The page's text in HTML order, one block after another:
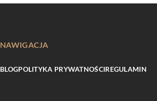
NAWIGACJA
BLOGPOLITYKA PRYWATNOŚCIREGULAMIN